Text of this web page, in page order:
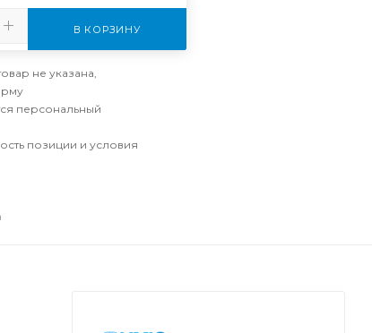
В КОРЗИНУ
не указана,
персональный
позиции и условия